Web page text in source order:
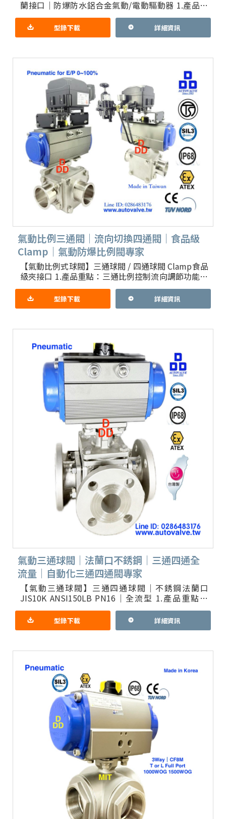
蘭接口｜防爆防水鋁合金氣動/電動驅動器 1.產品重
點：三通蝶閥Ｔ通或L通流向切換控制｜比例式流量
分配控制｜電動操
型錄下載 詳細資訊
氣動比例三通閥｜流向切換四通閥｜食品級
Clamp｜氣動防爆比例閥專家
【氣動比例式球閥】三通球閥 / 四通球閥 Clamp食品
級夾接口 1.產品重點：三通比例控制流向調節功能，
採韓國進口防爆型氣動驅動器及防爆比例控制器 台
製三通或
型錄下載 詳細資訊
氣動三通球閥｜法蘭口不銹鋼｜三通四通全
流量｜自動化三通四通閥專家
【氣動三通球閥】三通四通球閥｜不銹鋼法蘭口
JIS10K ANSI150LB PN16｜全流型 1.產品重點：
KOREA製造 原裝進口 KOSAPLUS防爆型氣
型錄下載 詳細資訊